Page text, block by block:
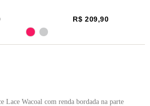
R$ 209,90
Lace Wacoal com renda bordada na parte